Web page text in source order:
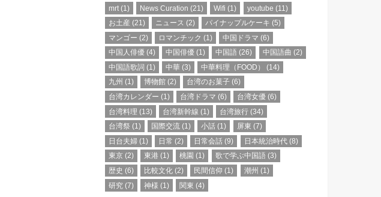
mrt (1) News Curation (21) Wifi (1) youtube (11)
お土産 (21) ニュース (2) パイナップルケーキ (5)
マンゴー (2) ロマンチック (1) 中国ドラマ (6)
中国人俳優 (4) 中国俳優 (1) 中国語 (26) 中国語曲 (2)
中国語歌詞 (1) 中華 (3) 中華料理（FOOD）
(14)
九州 (1) 博物館 (2) 台湾のお菓子 (6)
台湾カレンダー (1) 台湾ドラマ (6) 台湾女優 (6)
台湾料理 (13) 台湾新幹線 (1) 台湾旅行 (34)
台湾祭 (1) 国際交流 (1) 小話 (1) 屏東 (7)
日台夫婦 (1) 日常 (2) 日常会話 (9) 日本統治時代 (8)
東京 (2) 東港 (1) 桃園 (1) 歌で学ぶ中国語 (3)
歴史 (6) 比較文化 (2) 民間信仰 (1) 潮州 (1)
研究 (7) 神様 (1) 関東 (4)